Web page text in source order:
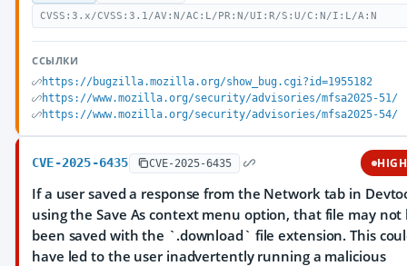
CVSS:3.x/CVSS:3.1/AV:N/AC:L/PR:N/UI:R/S:U/C:N/I:L/A:N
ССЫЛКИ
https://bugzilla.mozilla.org/show_bug.cgi?id=1955182
https://www.mozilla.org/security/advisories/mfsa2025-51/
https://www.mozilla.org/security/advisories/mfsa2025-54/
CVE-2025-6435 CVE-2025-6435 HIGH
If a user saved a response from the Network tab in
using the Save As context menu option, that file may not
been saved with the `.download` file extension. This
have led to the user inadvertently running a malicious